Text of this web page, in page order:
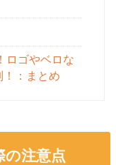
ロゴやベロな
！：まとめ
の注意点